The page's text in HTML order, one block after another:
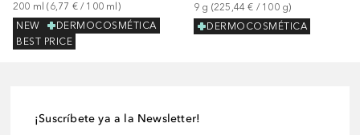
200 ml (6,77 € / 100 ml )
NEW
DERMOCOSMÉTICA
BEST PRICE
9 g (225,44 € / 100 g)
DERMOCOSMÉTICA
¡Suscríbete ya a la Newsletter!